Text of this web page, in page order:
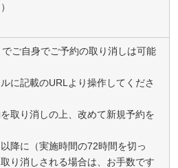
ご自身でご予約の取り消しは可能
に記載のURLより操作してくださ
取り消しの上、改めて新規予約を
降に（実施時間の72時間を切っ
り消しされる場合は、お手数です